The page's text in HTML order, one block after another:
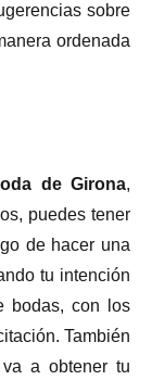
sobre
ordenada
de Girona,
puedes tener
de hacer una
tu intención
bodas, con los
También
a obtener tu